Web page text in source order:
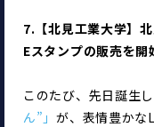
7.【北見工業大学】
Eスタンプの販売を開
このたび、先日誕生
ん”」が、表情豊かな